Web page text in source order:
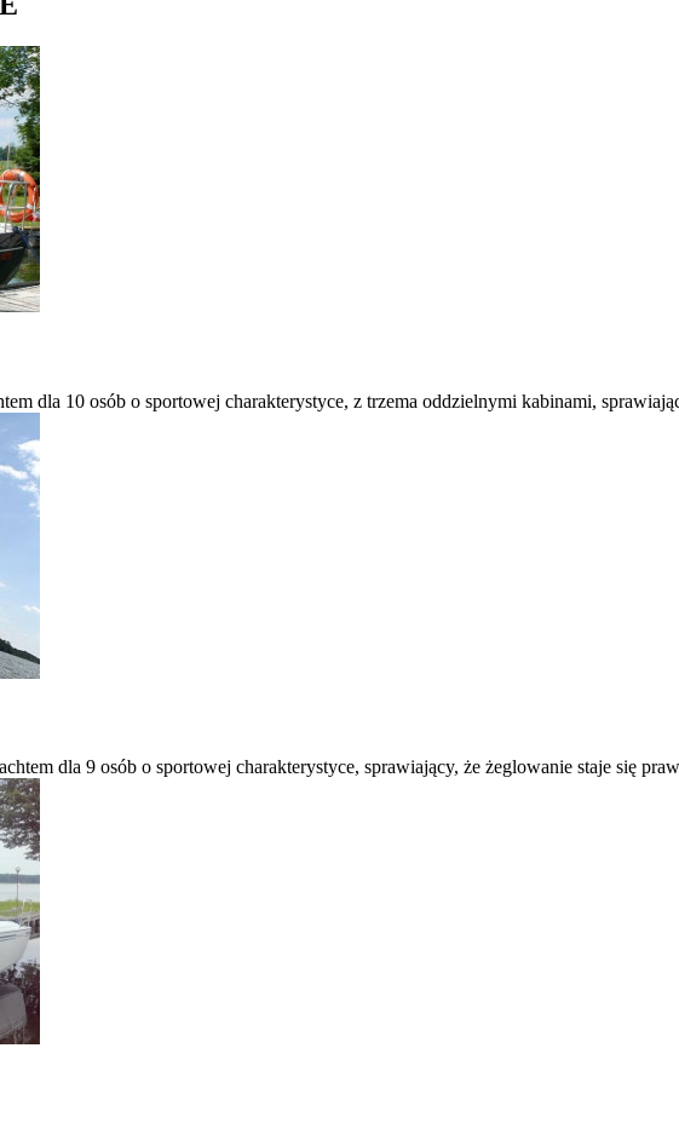
dla 10 osób o sportowej charakterystyce, z trzema oddzielnymi kabinami,
dla 9 osób o sportowej charakterystyce, sprawiający, że żeglowanie staje się